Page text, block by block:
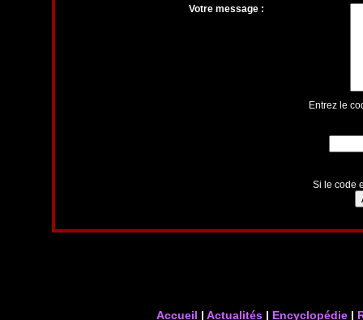
Votre message :
Entrez le
Si le code
Accueil |Actualités | Encyclopédie |